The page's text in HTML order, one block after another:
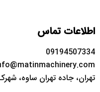
تماس
جاده تهران ساوه، شهرک